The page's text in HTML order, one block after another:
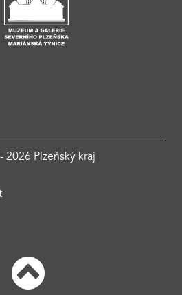
2026 Plzeňský kraj